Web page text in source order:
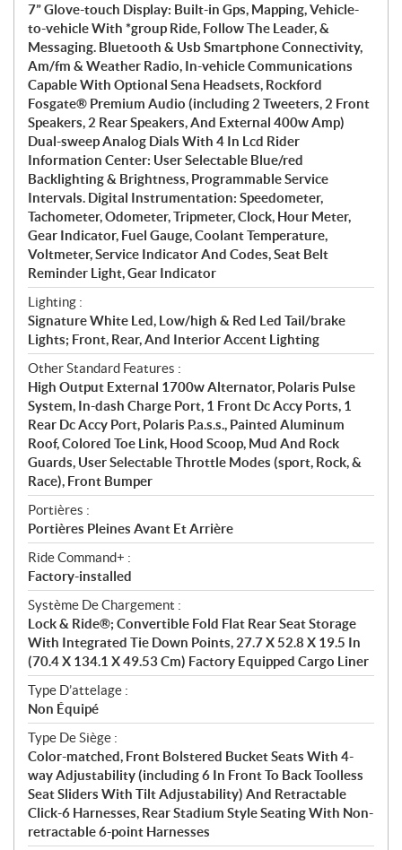
7” Glove-touch Display: Built-in Gps, Mapping, Vehicle-
to-vehicle With *group Ride, Follow The Leader, &
Messaging. Bluetooth & Usb Smartphone Connectivity,
Am/fm & Weather Radio, In-vehicle Communications
Capable With Optional Sena Headsets, Rockford
Fosgate® Premium Audio (including 2 Tweeters, 2 Front
Speakers, 2 Rear Speakers, And External 400w Amp)
Dual-sweep Analog Dials With 4 In Lcd Rider
Information Center: User Selectable Blue/red
Backlighting & Brightness, Programmable Service
Intervals. Digital Instrumentation: Speedometer,
Tachometer, Odometer, Tripmeter, Clock, Hour Meter,
Gear Indicator, Fuel Gauge, Coolant Temperature,
Voltmeter, Service Indicator And Codes, Seat Belt
Reminder Light, Gear Indicator
Lighting :
Signature White Led, Low/high & Red Led Tail/brake
Lights; Front, Rear, And Interior Accent Lighting
Other Standard Features :
High Output External 1700w Alternator, Polaris Pulse
System, In-dash Charge Port, 1 Front Dc Accy Ports, 1
Rear Dc Accy Port, Polaris P.a.s.s., Painted Aluminum
Roof, Colored Toe Link, Hood Scoop, Mud And Rock
Guards, User Selectable Throttle Modes (sport, Rock, &
Race), Front Bumper
Portières :
Portières Pleines Avant Et Arrière
Ride Command+ :
Factory-installed
Système De Chargement :
Lock & Ride®; Convertible Fold Flat Rear Seat Storage
With Integrated Tie Down Points, 27.7 X 52.8 X 19.5 In
(70.4 X 134.1 X 49.53 Cm) Factory Equipped Cargo Liner
Type D’attelage :
Non Équipé
Type De Siège :
Color-matched, Front Bolstered Bucket Seats With 4-
way Adjustability (including 6 In Front To Back Toolless
Seat Sliders With Tilt Adjustability) And Retractable
Click-6 Harnesses, Rear Stadium Style Seating With Non-
retractable 6-point Harnesses